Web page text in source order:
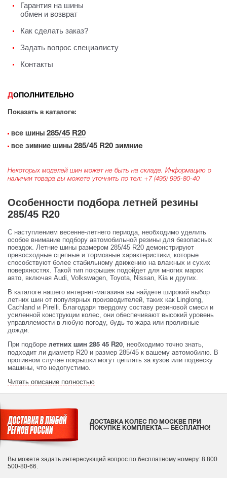
Гарантия на шины
обмен и возврат
Как сделать заказ?
Задать вопрос специалисту
Контакты
ДОПОЛНИТЕЛЬНО
Показать в каталоге:
все шины 285/45 R20
все зимние шины 285/45 R20 зимние
Некоторых моделей шин может не быть на складе. Информацию о
наличии товара вы можете уточнить по тел: +7 (495) 995-80-40
Особенности подбора летней резины
285/45 R20
С наступлением весенне-летнего периода, необходимо уделить
особое внимание подбору автомобильной резины для безопасных
поездок. Летние шины размером 285/45 R20 демонстрируют
превосходные сцепные и тормозные характеристики, которые
способствуют более стабильному движению на влажных и сухих
поверхностях. Такой тип покрышек подойдет для многих марок
авто, включая Audi, Volkswagen, Toyota, Nissan, Kia и других.
В каталоге нашего интернет-магазина вы найдете широкий выбор
летних шин от популярных производителей, таких как Linglong,
Cachland и Pirelli. Благодаря твердому составу резиновой смеси и
усиленной конструкции колес, они обеспечивают высокий уровень
управляемости в любую погоду, будь то жара или проливные
дожди.
При подборе летних шин 285 45 R20
, необходимо точно знать,
подходит ли диаметр R20 и размер 285/45 к вашему автомобилю. В
противном случае покрышки могут цеплять за кузов или подвеску
машины, что недопустимо.
Читать описание полностью
ДОСТАВКА КОЛЕС ПО МОСКВЕ ПРИ
ПОКУПКЕ КОМПЛЕКТА — БЕСПЛАТНО!
Вы можете задать интересующий вопрос по бесплатному номеру: 8 800
500-80-66.